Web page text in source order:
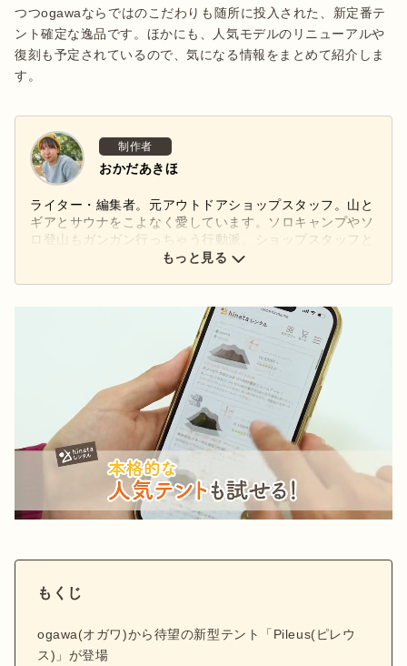
つつogawaならではのこだわりも随所に投入された、新定番テ
ント確定な逸品です。ほかにも、人気モデルのリニューアルや
復刻も予定されているので、気になる情報をまとめて紹介しま
す。
制作者
おかだあきほ
ライター・編集者。元アウトドアショップスタッフ。山と
ギアとサウナをこよなく愛しています。ソロキャンプやソ
ロ登山もガンガン行っちゃう行動派。ショップスタッフと
してギアを扱っていた経験や自身の山体験を活かし、アウ
もっと見る
もくじ
ogawa(オガワ)から待望の新型テント「Pileus(ピレウ
ス)」が登場